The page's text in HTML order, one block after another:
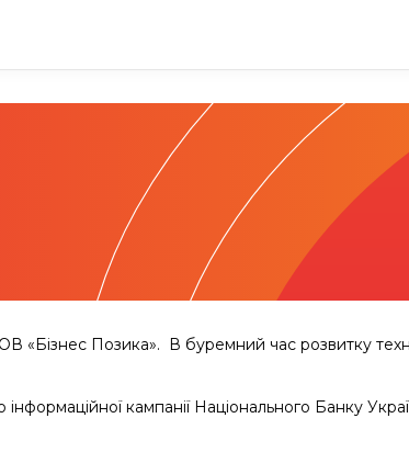
«Бізнес Позика». В буремний час розвитку
кампанії Національного Банку